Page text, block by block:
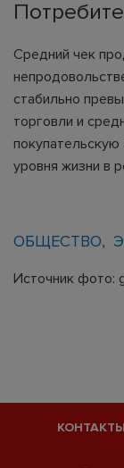
Средний чек
стабильно
торговли и
уровня жизни в
ОБЩЕСТВО
Источник фото:
КОНТАКТЫ